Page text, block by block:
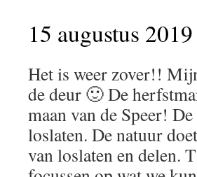
15 augustus
Het is weer zover!!
de deur 🙂 De
maan van de Speer!
loslaten. De natuur
van loslaten en delen.